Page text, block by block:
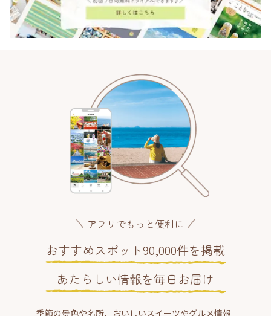
アプリでもっと便利に
おすすめスポット90,000件を掲載
あたらしい情報を毎日お届け
季節の景色や名所、おいしいスイーツやグルメ情報